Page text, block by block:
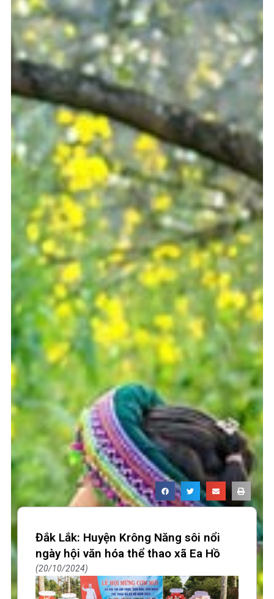
Đắk Lắk: Huyện Krông Năng sôi nổi
ngày hội văn hóa thể thao xã Ea Hồ
20/10/2024